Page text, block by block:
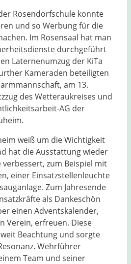
Rosendorfschule konnte
und so Werbung für die
Im Rosensaal hat man
durchgeführt
Laternenumzug der KiTa
Kameraden beteiligten
am 13.
des Wetteraukreises und
AG der
weiß um die Wichtigkeit
hat die Ausstattung wieder
verbessert, zum Beispiel mit
einer Einsatzstellenleuchte
Zum Jahresende
als Dankeschön
einen Adventskalender,
Verein, erfreuen. Diese
Beachtung und sorgte
Wehrführer
Team und seiner